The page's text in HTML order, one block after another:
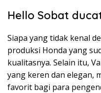
Hello Sobat
Siapa yang tidak kenal
produksi Honda yang
kualitasnya. Selain itu,
yang keren dan elegan,
favorit bagi para